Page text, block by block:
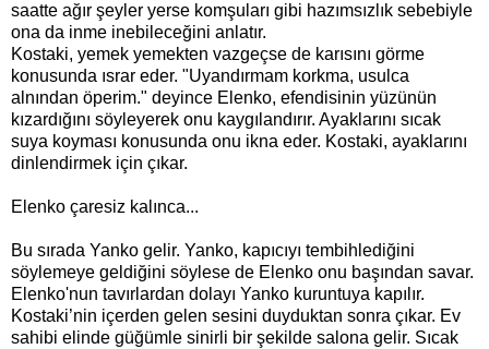
saatte ağır şeyler yerse komşuları gibi hazımsızlık sebebiyle
ona da inme inebileceğini anlatır.
Kostaki, yemek yemekten vazgeçse de karısını görme
konusunda ısrar eder. "Uyandırmam korkma, usulca
alnından öperim." deyince Elenko, efendisinin yüzünün
kızardığını söyleyerek onu kaygılandırır. Ayaklarını sıcak
suya koyması konusunda onu ikna eder. Kostaki, ayaklarını
dinlendirmek için çıkar.
Elenko çaresiz kalınca...
Bu sırada Yanko gelir. Yanko, kapıcıyı tembihlediğini
söylemeye geldiğini söylese de Elenko onu başından savar.
Elenko'nun tavırlardan dolayı Yanko kuruntuya kapılır.
Kostaki’nin içerden gelen sesini duyduktan sonra çıkar. Ev
sahibi elinde güğümle sinirli bir şekilde salona gelir. Sıcak